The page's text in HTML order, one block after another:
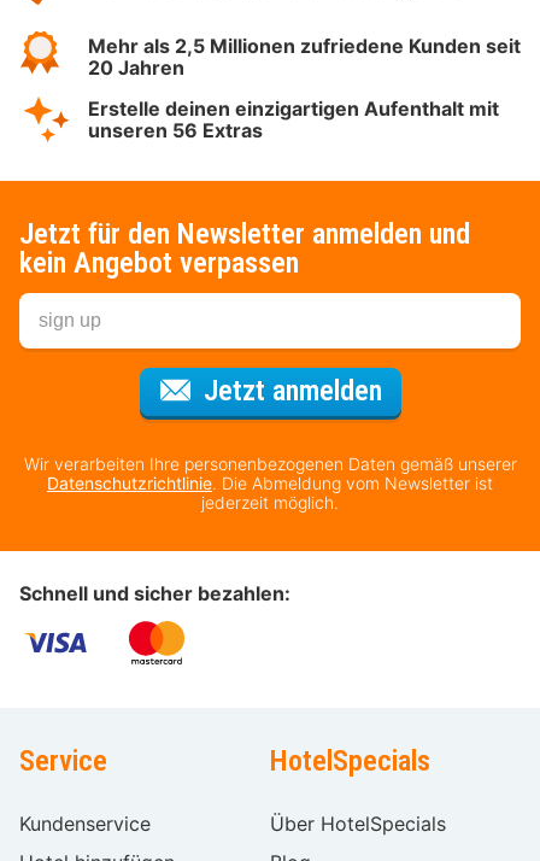
Mehr als 2,5 Millionen zufriedene Kunden seit
20 Jahren
Erstelle deinen einzigartigen Aufenthalt mit
unseren 56 Extras
Jetzt für den Newsletter anmelden und
kein Angebot verpassen
Jetzt anmeldenFür den
Wir verarbeiten Ihre personenbezogenen Daten gemäß unserer
Datenschutzrichtlinie. Die Abmeldung vom Newsletter ist
jederzeit möglich.
Schnell und sicher bezahlen:
Service
Kundenservice
HotelSpecials
Über HotelSpecials